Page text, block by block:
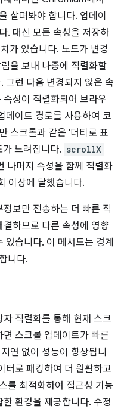
살펴봐야 합니다. 업데이
. 대신 모든 속성을 저장하
가 있습니다. 노드가 변경
을 보내 나중에 직렬화할
그런 다음 변경되지 않은 속
성이 직렬화되어 브라우
데이트 경로를 사용하여 코
스크롤과 같은 '더티로 표
느려집니다. scrollX
나머지 속성을 함께 직렬화
이상에 달했습니다.
보만 전송하는 더 빠른 직
하므로 다른 속성에 영향
습니다. 이 메서드는 경계
니다.
직렬화를 통해 현재 스크
스크롤 업데이트가 빠른
연 없이 성능이 향상됩니
터로 패킹하여 더 원활하고
를 최적화하여 접근성 기능
환경을 제공합니다. 수정